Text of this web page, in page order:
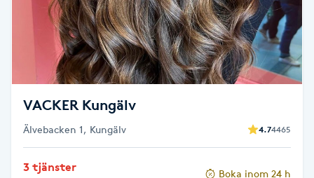
Hårvård
Hälsprickor
VACKER Kungälv
Älvebacken 1, Kungälv 4.74465
3 tjänster Boka inom 24 h